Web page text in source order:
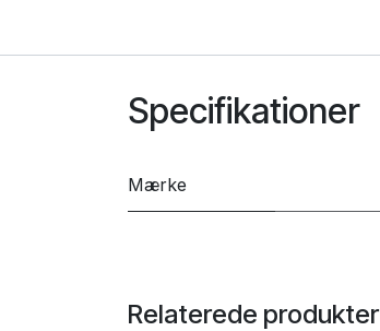
Specifikationer
Mærke
Relaterede produkter